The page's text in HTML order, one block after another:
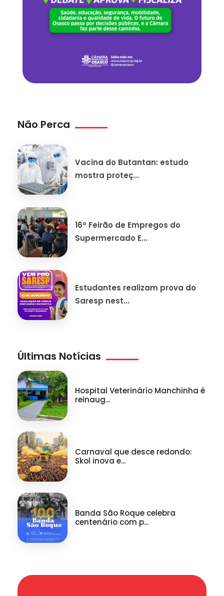
Não Perca
Vacina do Butantan: estudo
mostra proteç...
16º Feirão de Empregos do
Supermercado E...
Estudantes realizam prova do
Saresp nest...
Últimas Notícias
Hospital Veterinário Manchinha é
reinaug...
Carnaval que desce redondo:
Skol inova e...
Banda São Roque celebra
centenário com p...